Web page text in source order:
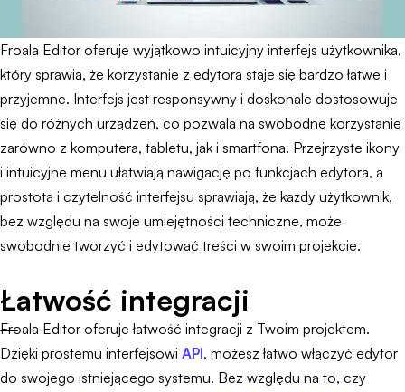
Froala Editor oferuje wyjątkowo intuicyjny interfejs użytkownika,
który sprawia, że korzystanie z edytora staje się bardzo łatwe i
przyjemne. Interfejs jest responsywny i doskonale dostosowuje
się do różnych urządzeń, co pozwala na swobodne korzystanie
zarówno z komputera, tabletu, jak i smartfona. Przejrzyste ikony
i intuicyjne menu ułatwiają nawigację po funkcjach edytora, a
prostota i czytelność interfejsu sprawiają, że każdy użytkownik,
bez względu na swoje umiejętności techniczne, może
swobodnie tworzyć i edytować treści w swoim projekcie.
Łatwość integracji
Froala Editor oferuje łatwość integracji z Twoim projektem.
Dzięki prostemu interfejsowi API, możesz łatwo włączyć edytor
do swojego istniejącego systemu. Bez względu na to, czy